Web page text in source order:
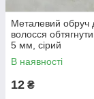
Металевий обруч
волосся
5 мм, сірий
В наявності
12 ₴